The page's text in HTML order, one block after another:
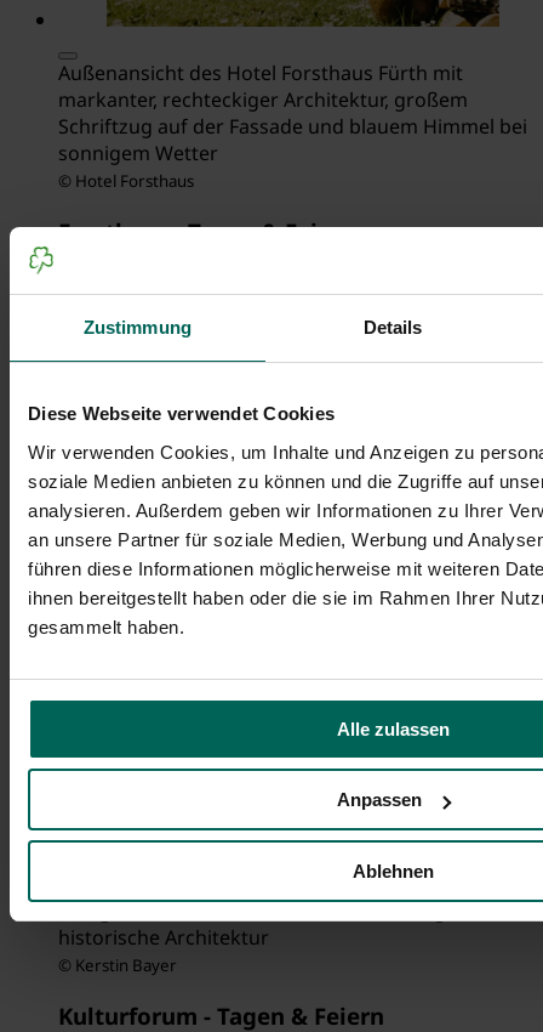
Zustimmung Details
Diese Webseite verwendet Cookies
Wir verwenden Cookies, um Inhalte und Anzeigen zu
soziale Medien anbieten zu können und die Zugriffe auf
analysieren. Außerdem geben wir Informationen zu Ihrer
an unsere Partner für soziale Medien, Werbung und
führen diese Informationen möglicherweise mit weiteren
ihnen bereitgestellt haben oder die sie im Rahmen Ihrer
gesammelt haben.
Alle zulassen
Anpassen
Ablehnen
Außenansicht des Hotel Forsthaus Fürth mit
markanter, rechteckiger Architektur, großem
Schriftzug auf der Fassade und blauem Himmel bei
sonnigem Wetter
© Hotel Forsthaus
Forsthaus - Tagen & Feiern
Das Forsthaus Fürth bietet Ihnen eine großzügige,
moderner Technik, hochwertiger Ausstattung und
Unternehmen, die naturnah und professionell
tagen möchten.
Weiterlesen
mit hängender Technik, Beleuchtung, Diskokugel
und großen Säulen, moderne Ausstattung trifft
historische Architektur
© Kerstin Bayer
Kulturforum - Tagen & Feiern